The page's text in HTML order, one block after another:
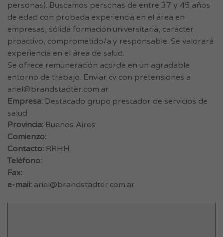
personas). Buscamos personas de entre 37 y 45 años
de edad con probada experiencia en el área en
empresas, sólida formación universitaria, carácter
proactivo, comprometido/a y responsable. Se valorará
experiencia en el área de salud.
Se ofrece remuneración acorde en un agradable
entorno de trabajo. Enviar cv con pretensiones a
ariel@brandstadter.com.ar
Empresa: Destacado grupo prestador de servicios de
salud
Provincia: Buenos Aires
Comienzo:
Contacto: RRHH
Teléfono:
Fax:
e-mail: ariel@brandstadter.com.ar